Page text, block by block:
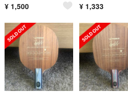
¥ 1,500 ¥ 1,333